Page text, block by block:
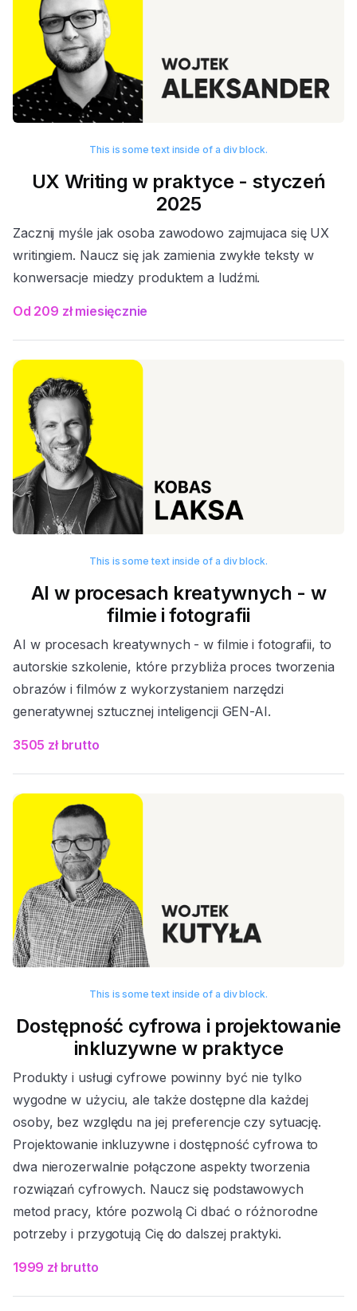
UX Writing w praktyce - styczeń
2025
Zacznij myśle jak osoba zawodowo zajmujaca się UX
writingiem. Naucz się jak zamienia zwykłe teksty w
konwersacje miedzy produktem a ludźmi.
This is some text inside of a div block.
Od 209 zł miesięcznie
AI w procesach kreatywnych - w
filmie i fotografii
AI w procesach kreatywnych - w filmie i fotografii, to
autorskie szkolenie, które przybliża proces tworzenia
obrazów i filmów z wykorzystaniem narzędzi
generatywnej sztucznej inteligencji GEN-AI.
This is some text inside of a div block.
3505 zł brutto
Dostępność cyfrowa i projektowanie
inkluzywne w praktyce
Produkty i usługi cyfrowe powinny być nie tylko
wygodne w użyciu, ale także dostępne dla każdej
osoby, bez względu na jej preferencje czy sytuację.
Projektowanie inkluzywne i dostępność cyfrowa to
dwa nierozerwalnie połączone aspekty tworzenia
rozwiązań cyfrowych. Naucz się podstawowych
metod pracy, które pozwolą Ci dbać o różnorodne
potrzeby i przygotują Cię do dalszej praktyki.
This is some text inside of a div block.
1999 zł brutto